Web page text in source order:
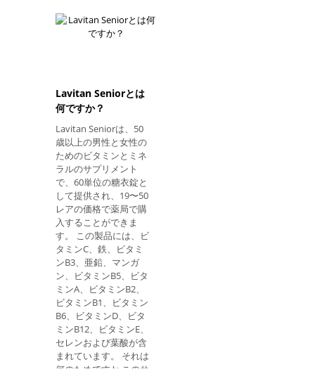
死につながる物質であ
り、リファンピシンは
感受性細菌の増殖を抑
ンセン病
によって作用すると考
えられている。 使用方
法 組換えヒトインター
よって提供されるべき
である。 投与量は、治
る： 1.毛状細胞白血病
筋肉注射または皮下注
射として与えられた16-
20週間の間、薬物の推
奨される1日用量は
3MIUである。 最大耐
量が決定されるよう
に、注射の用量または
頻度を減らすことが必
要な場合がある。 推奨
される維持用量は週3
回3 MIUです。 副作用
が重篤な場合は、用量
を半分に減らす必要が
あり、医師は6ヶ月間
の治療後に治療を続け
るべきかどうかを医師
が判断する必要があり
Lavitan Seniorとは
何ですか？
Lavitan Seniorは、50
歳以上の男性と女性の
ためのビタミンとミネ
ラルのサプリメント
で、60単位の糖衣錠と
して提供され、19〜50
レアの価格で薬局で購
入することができま
す。 この製品には、ビ
タミンC、鉄、ビタミ
ンB3、亜鉛、マンガ
ン、ビタミンB5、ビタ
ミンA、ビタミンB2、
ビタミンB1、ビタミン
B6、ビタミンD、ビタ
ミンB12、ビタミンE、
セレンおよび葉酸が含
まれています。 それは
何のためですか このサ